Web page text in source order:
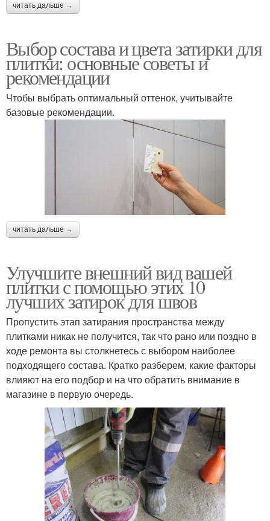
читать дальше →
Выбор состава и цвета затирки для
плитки: основные советы и
рекомендации
Чтобы выбрать оптимальный оттенок, учитывайте
базовые рекомендации.
читать дальше →
Улучшите внешний вид вашей
плитки с помощью этих 10
лучших затирок для швов
Пропустить этап затирания пространства между
плитками никак не получится, так что рано или поздно в
ходе ремонта вы столкнетесь с выбором наиболее
подходящего состава. Кратко разберем, какие факторы
влияют на его подбор и на что обратить внимание в
магазине в первую очередь.